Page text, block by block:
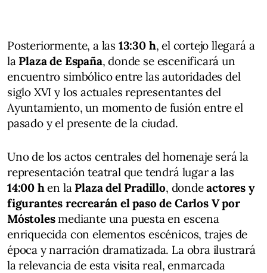
Posteriormente, a las 13:30 h, el cortejo llegará a
la Plaza de España, donde se escenificará un
encuentro simbólico entre las autoridades del
siglo XVI y los actuales representantes del
Ayuntamiento, un momento de fusión entre el
pasado y el presente de la ciudad.
Uno de los actos centrales del homenaje será la
representación teatral que tendrá lugar a las
14:00 hen la Plaza del Pradillo, dondeactores y
figurantes recrearán el paso de Carlos V por
Móstolesmediante una puesta en escena
enriquecida con elementos escénicos, trajes de
época y narración dramatizada. La obra ilustrará
la relevancia de esta visita real, enmarcada